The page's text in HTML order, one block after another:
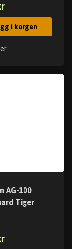
i korgen
AG-100
Tiger